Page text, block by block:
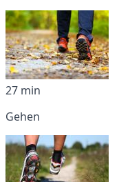
27 min
Gehen